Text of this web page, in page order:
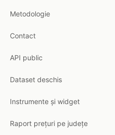
Metodologie
Contact
API public
Dataset deschis
Instrumente și widget
Raport prețuri pe județe